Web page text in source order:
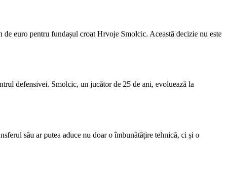
euro pentru fundașul croat Hrvoje Smolcic. Această decizie nu este
defensivei. Smolcic, un jucător de 25 de ani, evoluează la
său ar putea aduce nu doar o îmbunătățire tehnică, ci și o